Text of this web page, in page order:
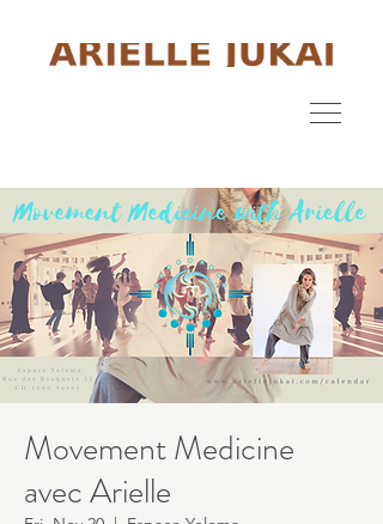
Movement Medicine
avec Arielle